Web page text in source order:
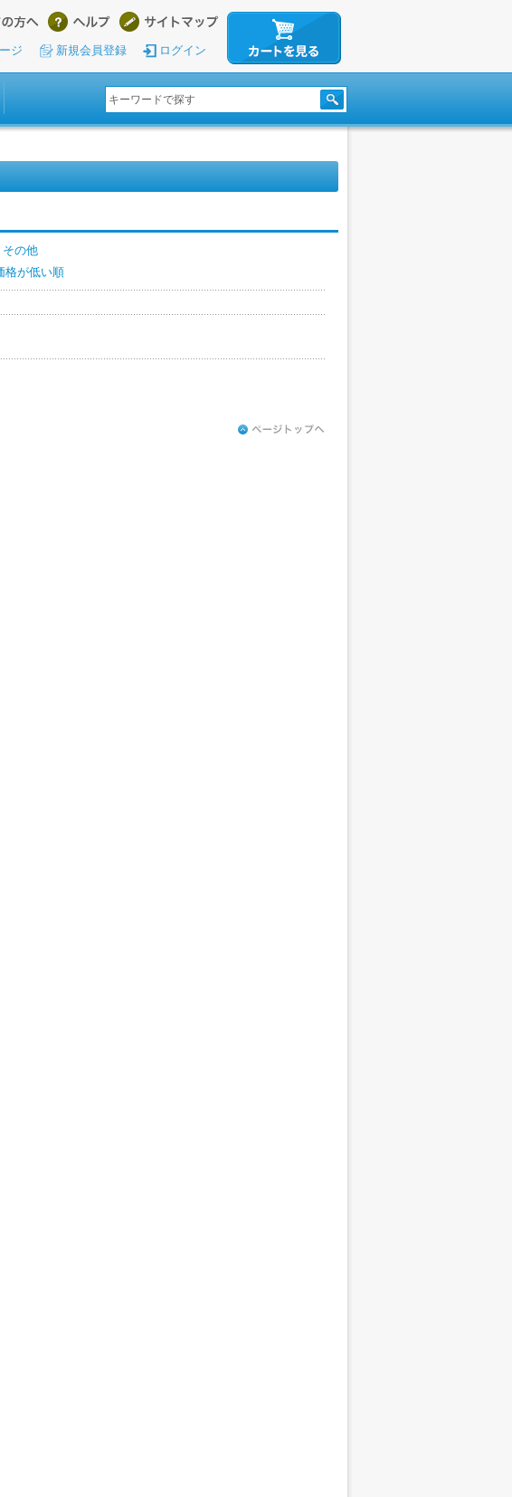
ジ 新規会員登録 ログイン
その他
格が低い順